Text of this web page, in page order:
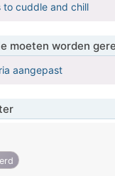
cuddle and chill
moeten worden
aangepast